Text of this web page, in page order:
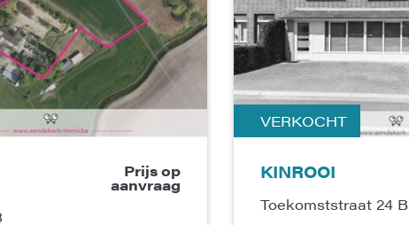
Prijs op
aanvraag
EN GRONDEN VOOR
THERAPIECENTRUM,
EN/OF DIERENASIEL
m²
VERKOCHT
KINROOI
Toekomststraat 24 B